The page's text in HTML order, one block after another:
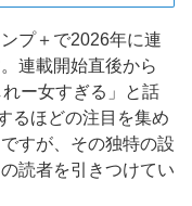
プ＋で2026年に連
連載開始直後から
ー女すぎる」と話
るほどの注目を集め
すが、その独特の設
読者を引きつけてい